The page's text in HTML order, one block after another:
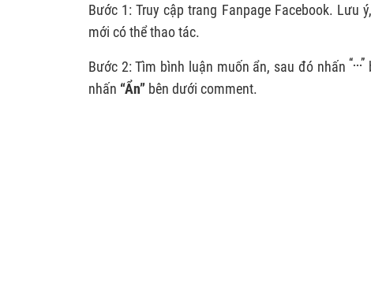
Bước 1: Truy cập trang Fanpage Facebook.
mới có thể thao tác.
Bước 2: Tìm bình luận muốn ẩn, sau đó nhấn“...”
nhấn “Ẩn” bên dưới comment.